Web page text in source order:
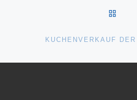
KUCHENVERKAUF